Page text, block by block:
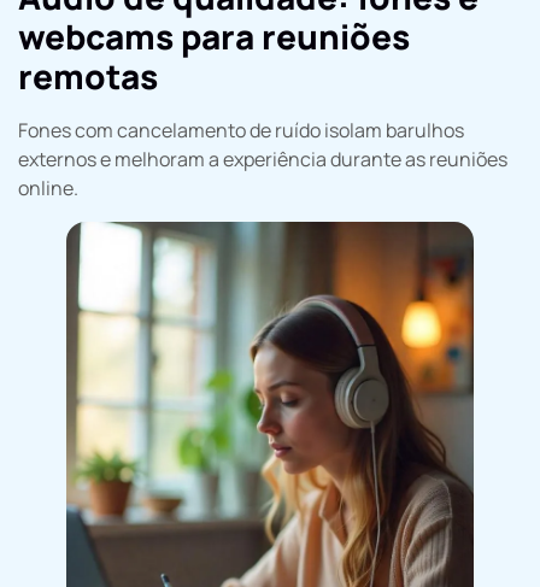
webcams para reuniões
remotas
Fones com cancelamento de ruído isolam barulhos
externos e melhoram a experiência durante as reuniões
online.